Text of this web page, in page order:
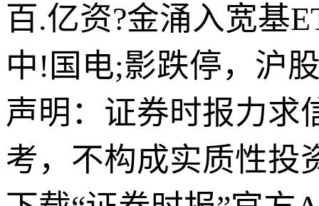
百.亿资?金涌入宽基
中!国电;影跌停，沪
声明：证券时报力求
考，不构成实质性投